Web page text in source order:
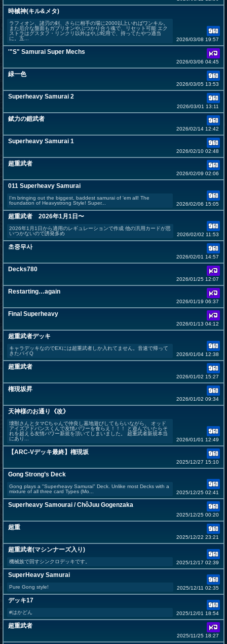
時械神(キル&メタ)
ラフィオン、諸刃の剣、さらに相手の場に2000以上いればワンキル。
また厄介な盤面もガブリオンやぶつかり合う魂で、リセット可能 エク
ストラはグスタフ・リンクリ以外はやぶ蛇用で、持ってたやつ適当
に。五...
2026/03/08 19:57
'"S" Samurai Super Mechs
2026/03/06 04:45
緑一色
2026/03/05 13:53
Superheavy Samurai 2
2026/03/01 13:11
錻力の鎧武者
2026/02/14 12:42
Superheavy Samurai 1
2026/02/10 02:48
超重武者
2026/02/09 02:06
011 Superheavy Samurai
I'm bringing out the biggest, baddest samurai of 'em all! The
foundation of Heavystrong Style! Super...
2026/02/06 15:05
超重武者 2026年1月1日〜
2026年1月1日から適用のレギュレーションで作成 他の汎用カードが思
いつかないので誘発多め
2026/02/02 11:53
초중무사
2026/02/01 14:57
Decks780
2026/01/25 12:07
Restarting…again
2026/01/19 06:37
Final Superheavy
2026/01/13 04:12
超重武者デッキ
キャラデッキなのでEXには超重武者しか入れてません。音速で帰って
きたバイQ
2026/01/04 12:38
超重武者
2026/01/02 15:27
権現坂昇
2026/01/02 09:34
天神様のお通り《改》
壊獣さんとタマCちゃんで仲良し墓地遊びしてもらいながら、 オッド
アイズアドバンスくんで友情パワーを食らえ！！！ と遊んでいたらそ
れを超える友情パワー新規を頂いてしまいました。 超重武者新規本当
にあり...
2026/01/01 12:49
【ARC-Vデッキ最終】権現坂
2025/12/27 15:10
Gong Strong’s Deck
Gong plays a "Superheavy Samurai" Deck. Unlike most Decks with a
mixture of all three card Types (Mo...
2025/12/25 02:41
Superheavy Samourai / ChôJuu Gogenzaka
2025/12/25 00:20
超重
2025/12/22 23:21
超重武者(マシンナーズ入り)
機械族で回すシンクロデッキです。 2025/12/17 02:39
SuperHeavy Samurai
Pure Gong style! 2025/12/11 02:35
デッキ17
#はかどん 2025/12/01 18:54
超重武者
2025/11/25 18:27